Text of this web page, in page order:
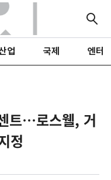
업 국제 엔터
트…로스웰, 거
정